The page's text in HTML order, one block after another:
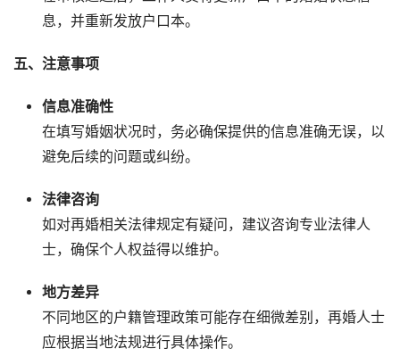
息，并重新发放户口本。
五、注意事项
信息准确性
在填写婚姻状况时，务必确保提供的信息准确无误，以
避免后续的问题或纠纷。
法律咨询
如对再婚相关法律规定有疑问，建议咨询专业法律人
士，确保个人权益得以维护。
地方差异
不同地区的户籍管理政策可能存在细微差别，再婚人士
应根据当地法规进行具体操作。